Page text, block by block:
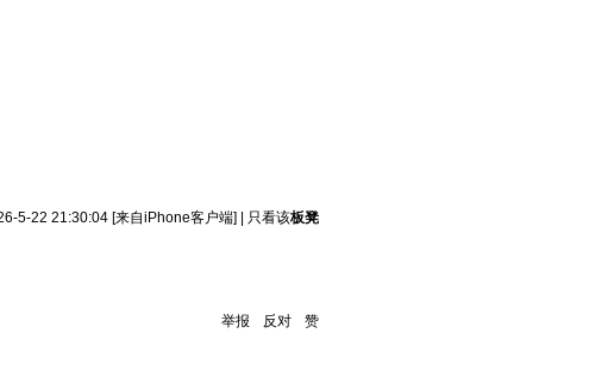
板凳
5-22 21:30:04 [来自iPhone客户端]
只看该
举报 反对 赞